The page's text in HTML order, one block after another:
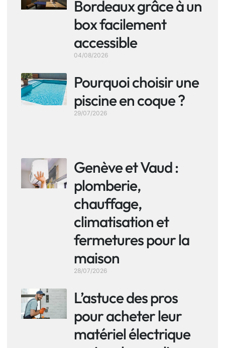
Bordeaux grâce à un
box facilement
accessible
04/08/2026
Pourquoi choisir une
piscine en coque ?
29/07/2026
Genève et Vaud :
plomberie,
chauffage,
climatisation et
fermetures pour la
maison
28/07/2026
L’astuce des pros
pour acheter leur
matériel électrique